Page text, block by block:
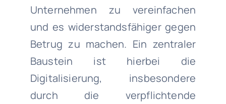
Unternehmen zu vereinfachen
und es widerstandsfähiger gegen
Betrug zu machen. Ein zentraler
Baustein ist hierbei die
Digitalisierung, insbesondere
durch die verpflichtende